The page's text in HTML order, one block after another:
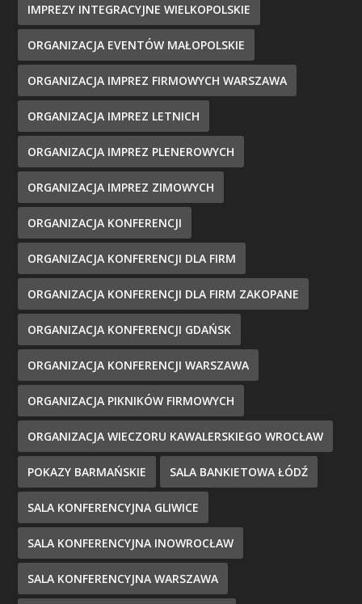
IMPREZY INTEGRACYJNE WIELKOPOLSKIE
ORGANIZACJA EVENTÓW MAŁOPOLSKIE
ORGANIZACJA IMPREZ FIRMOWYCH WARSZAWA
ORGANIZACJA IMPREZ LETNICH
ORGANIZACJA IMPREZ PLENEROWYCH
ORGANIZACJA IMPREZ ZIMOWYCH
ORGANIZACJA KONFERENCJI
ORGANIZACJA KONFERENCJI DLA FIRM
ORGANIZACJA KONFERENCJI DLA FIRM ZAKOPANE
ORGANIZACJA KONFERENCJI GDAŃSK
ORGANIZACJA KONFERENCJI WARSZAWA
ORGANIZACJA PIKNIKÓW FIRMOWYCH
ORGANIZACJA WIECZORU KAWALERSKIEGO WROCŁAW
POKAZY BARMAŃSKIE SALA BANKIETOWA ŁÓDŹ
SALA KONFERENCYJNA GLIWICE
SALA KONFERENCYJNA INOWROCŁAW
SALA KONFERENCYJNA WARSZAWA